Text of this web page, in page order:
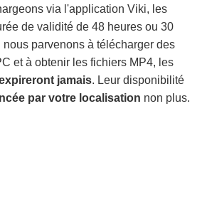
via l'application Viki, les
de validité de 48 heures ou 30
parvenons à télécharger des
et à obtenir les fichiers MP4, les
jamais. Leur disponibilité
par votre localisation non plus.